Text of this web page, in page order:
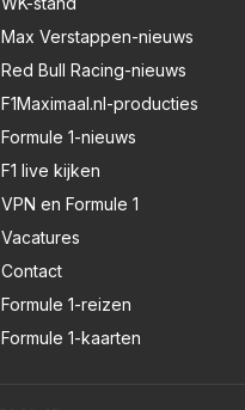
Max Verstappen-nieuws
Red Bull Racing-nieuws
F1Maximaal.nl-producties
Formule 1-nieuws
F1 live kijken
VPN en Formule 1
Vacatures
Contact
Formule 1-reizen
Formule 1-kaarten